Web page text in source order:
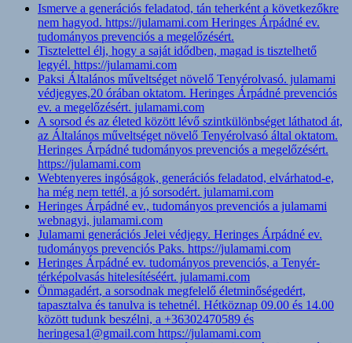
Ismerve a generációs feladatod, tán teherként a következőkre
nem hagyod. https://julamami.com Heringes Árpádné ev.
tudományos prevenciós a megelőzésért.
Tisztelettel élj, hogy a saját idődben, magad is tisztelhető
legyél. https://julamami.com
Paksi Általános műveltséget növelő Tenyérolvasó. julamami
védjegyes,20 órában oktatom. Heringes Árpádné prevenciós
ev. a megelőzésért. julamami.com
A sorsod és az életed között lévő szintkülönbséget láthatod át,
az Általános műveltséget növelő Tenyérolvasó által oktatom.
Heringes Árpádné tudományos prevenciós a megelőzésért.
https://julamami.com
Webtenyeres ingóságok, generációs feladatod, elvárhatod-e,
ha még nem tettél, a jó sorsodért. julamami.com
Heringes Árpádné ev., tudományos prevenciós a julamami
webnagyi, julamami.com
Julamami generációs Jelei védjegy. Heringes Árpádné ev.
tudományos prevenciós Paks. https://julamami.com
Heringes Árpádné ev. tudományos prevenciós, a Tenyér-
térképolvasás hitelesítéséért. julamami.com
Önmagadért, a sorsodnak megfelelő életminőségedért,
tapasztalva és tanulva is tehetnél. Hétköznap 09.00 és 14.00
között tudunk beszélni, a +36302470589 és
heringesa1@gmail.com https://julamami.com